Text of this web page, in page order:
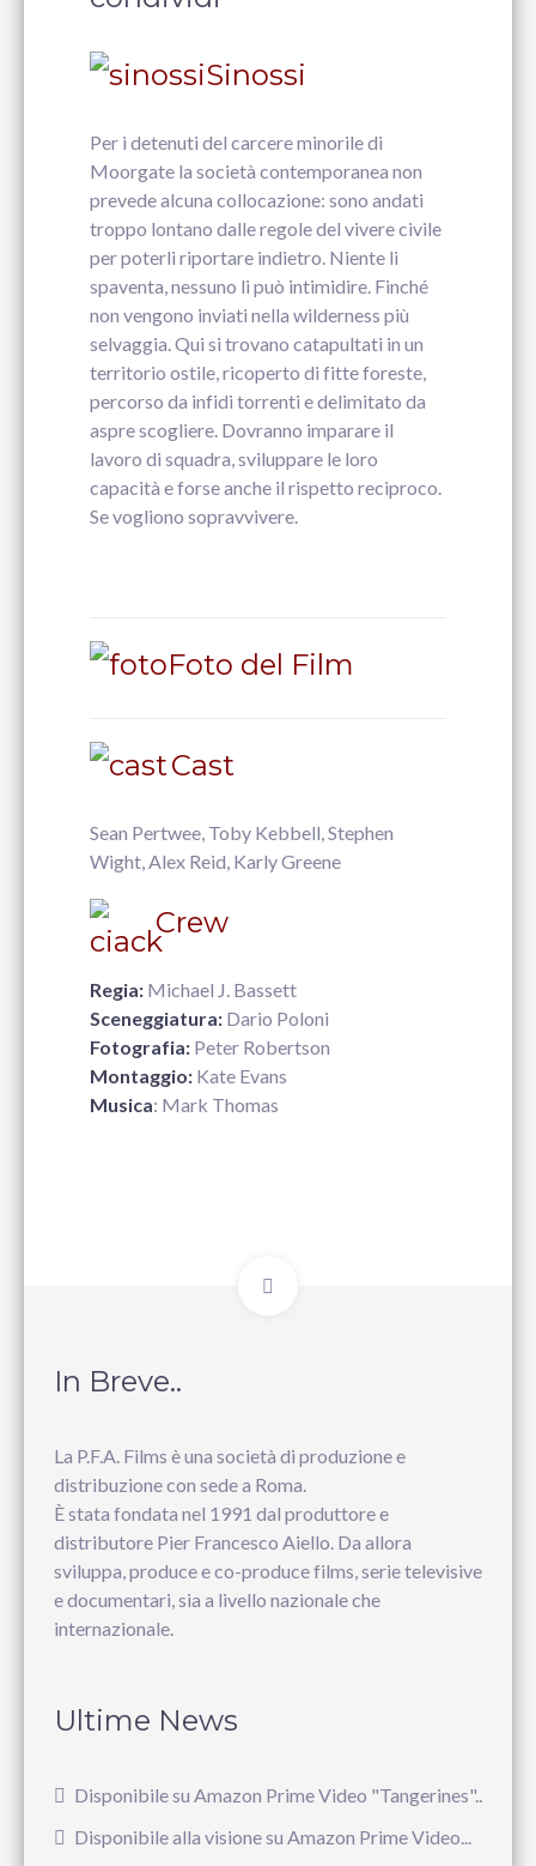
Sinossi
Per i detenuti del carcere minorile di
Moorgate la società contemporanea non
prevede alcuna collocazione: sono andati
troppo lontano dalle regole del vivere civile
per poterli riportare indietro. Niente li
spaventa, nessuno li può intimidire. Finché
non vengono inviati nella wilderness più
selvaggia. Qui si trovano catapultati in un
territorio ostile, ricoperto di fitte foreste,
percorso da infidi torrenti e delimitato da
aspre scogliere. Dovranno imparare il
lavoro di squadra, sviluppare le loro
capacità e forse anche il rispetto reciproco.
Se vogliono sopravvivere.
Foto del Film
Cast
Sean Pertwee, Toby Kebbell, Stephen
Wight, Alex Reid, Karly Greene
Crew
Regia: Michael J. Bassett
Sceneggiatura: Dario Poloni
Fotografia: Peter Robertson
Montaggio: Kate Evans
Musica: Mark Thomas
In Breve..
La P.F.A. Films è una società di produzione e
distribuzione con sede a Roma.
È stata fondata nel 1991 dal produttore e
distributore Pier Francesco Aiello. Da allora
sviluppa, produce e co-produce films, serie televisive
e documentari, sia a livello nazionale che
internazionale.
Ultime News
Disponibile su Amazon Prime Video "Tangerines"...
Disponibile alla visione su Amazon Prime Video...